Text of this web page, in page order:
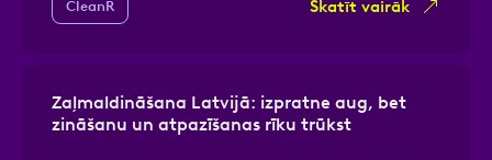
CleanR Skatīt vairāk
Zaļmaldināšana Latvijā: izpratne aug, bet
zināšanu un atpazīšanas rīku trūkst